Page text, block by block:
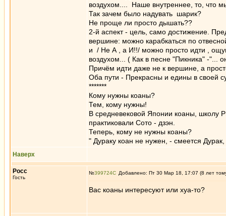
воздухом.... Наше внутреннее, то, что
Так зачем было надувать шарик?
Не проще ли просто дышать??
2-й аспект - цель, само достижение.
вершине: можно карабкаться по
и / Не А , а И!!/ можно просто идти ,
воздухом... ( Как в песне "Пикника" -"...
Причём идти даже не к вершине, а
Оба пути - Прекрасны и едины в своей
*******
Кому нужны коаны?
Тем, кому нужны!
В средневековой Японии коаны, школу
практиковали Сото - дзэн.
Теперь, кому не нужны коаны?
" Дураку коан не нужен, - смеется
Наверх
Росс
Гость
№399724 Добавлено: Пт 30 Мар 18, 17:07 (8 лет
Вас коаны интересуют или хуа-то?